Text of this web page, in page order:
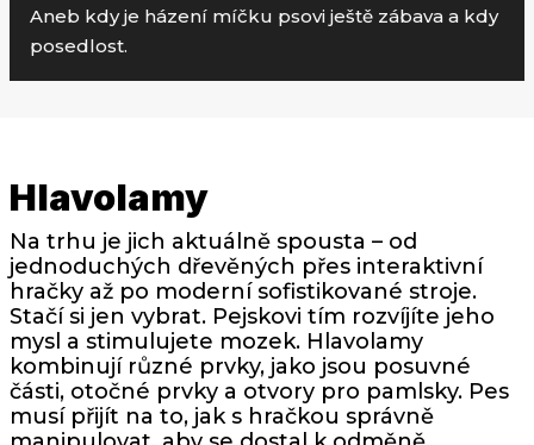
Aneb kdy je házení míčku psovi ještě zábava a kdy
posedlost.
Hlavolamy
Na trhu je jich aktuálně spousta – od
jednoduchých dřevěných přes interaktivní
hračky až po moderní sofistikované stroje.
Stačí si jen vybrat. Pejskovi tím rozvíjíte jeho
mysl a stimulujete mozek. Hlavolamy
kombinují různé prvky, jako jsou posuvné
části, otočné prvky a otvory pro pamlsky. Pes
musí přijít na to, jak s hračkou správně